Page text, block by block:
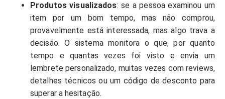
Produtos visualizados: se a pessoa examinou um
item por um bom tempo, mas não comprou,
provavelmente está interessada, mas algo trava a
decisão. O sistema monitora o que, por quanto
tempo e quantas vezes foi visto e envia um
lembrete personalizado, muitas vezes com reviews,
detalhes técnicos ou um código de desconto para
superar a hesitação.